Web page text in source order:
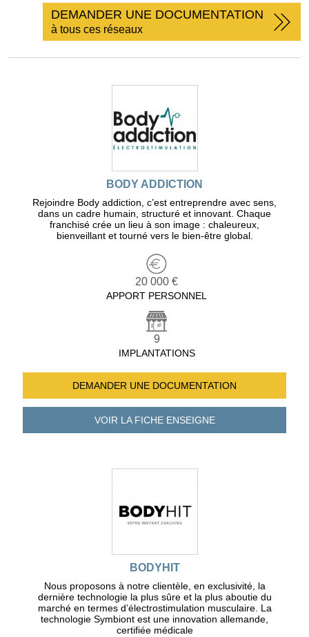
DEMANDER UNE DOCUMENTATION
à tous ces réseaux
BODY ADDICTION
Rejoindre Body addiction, c’est entreprendre avec sens,
dans un cadre humain, structuré et innovant. Chaque
franchisé crée un lieu à son image : chaleureux,
bienveillant et tourné vers le bien-être global.
20 000 €
APPORT PERSONNEL
9
IMPLANTATIONS
DEMANDER UNE DOCUMENTATION
VOIR LA FICHEENSEIGNE
BODYHIT
Nous proposons à notre clientèle, en exclusivité, la
dernière technologie la plus sûre et la plus aboutie du
marché en termes d’électrostimulation musculaire. La
technologie Symbiont est une innovation allemande,
certifiée médicale